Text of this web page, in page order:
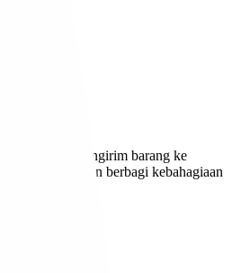
dalam mengirim barang ke
yang ingin berbagi kebahagiaan
nikmati: